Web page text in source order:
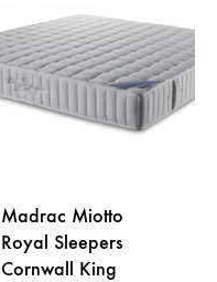
LISTU
ŽELJA
Madrac Miotto
Royal Sleepers
Cornwall King